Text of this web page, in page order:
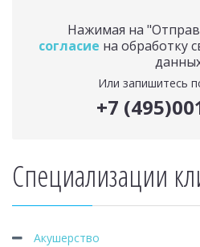
Нажимая на
согласие на обработку
Или запишитесь
+7
Специализации
Акушерство